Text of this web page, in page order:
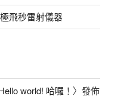
飛秒雷射儀器
world! 哈囉！ 〉發佈